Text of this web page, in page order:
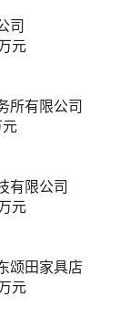
司
元
所有限公司
元
有限公司
元
颂田家具店
元